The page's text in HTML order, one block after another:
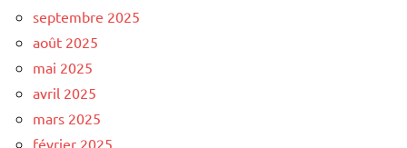
septembre 2025
août 2025
mai 2025
avril 2025
mars 2025
février 2025